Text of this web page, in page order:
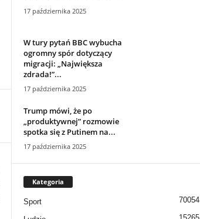
17 października 2025
W tury pytań BBC wybucha
ogromny spór dotyczący
migracji: „Największa
zdrada!”...
17 października 2025
Trump mówi, że po
„produktywnej” rozmowie
spotka się z Putinem na...
17 października 2025
Kategoria
Sport 70054